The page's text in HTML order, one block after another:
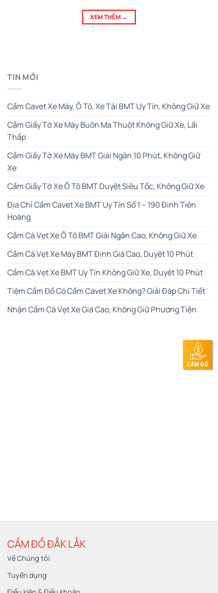
XEM THÊM →
TIN MỚI
Cầm Cavet Xe Máy, Ô Tô, Xe Tải BMT Uy Tín, Không Giữ Xe
Cầm Giấy Tờ Xe Máy Buôn Ma Thuột Không Giữ Xe, Lãi
Thấp
Cầm Giấy Tờ Xe Máy BMT Giải Ngân 10 Phút, Không Giữ
Xe
Cầm Giấy Tờ Xe Ô Tô BMT Duyệt Siêu Tốc, Không Giữ Xe
Địa Chỉ Cầm Cavet Xe BMT Uy Tín Số 1 – 190 Đinh Tiên
Hoàng
Cầm Cà Vẹt Xe Ô Tô BMT Giải Ngân Cao, Không Giữ Xe
Cầm Cà Vẹt Xe Máy BMT Định Giá Cao, Duyệt 10 Phút
Cầm Cà Vẹt Xe BMT Uy Tín Không Giữ Xe, Duyệt 10 Phút
Tiệm Cầm Đồ Có Cầm Cavet Xe Không? Giải Đáp Chi Tiết
Nhận Cầm Cà Vẹt Xe Giá Cao, Không Giữ Phương Tiện
CẦM ĐỒ ĐẮK LẮK
Về Chúng tôi
Tuyển dụng